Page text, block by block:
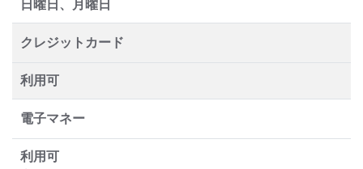
日曜日、月曜日
クレジットカード
利用可
電子マネー
利用可